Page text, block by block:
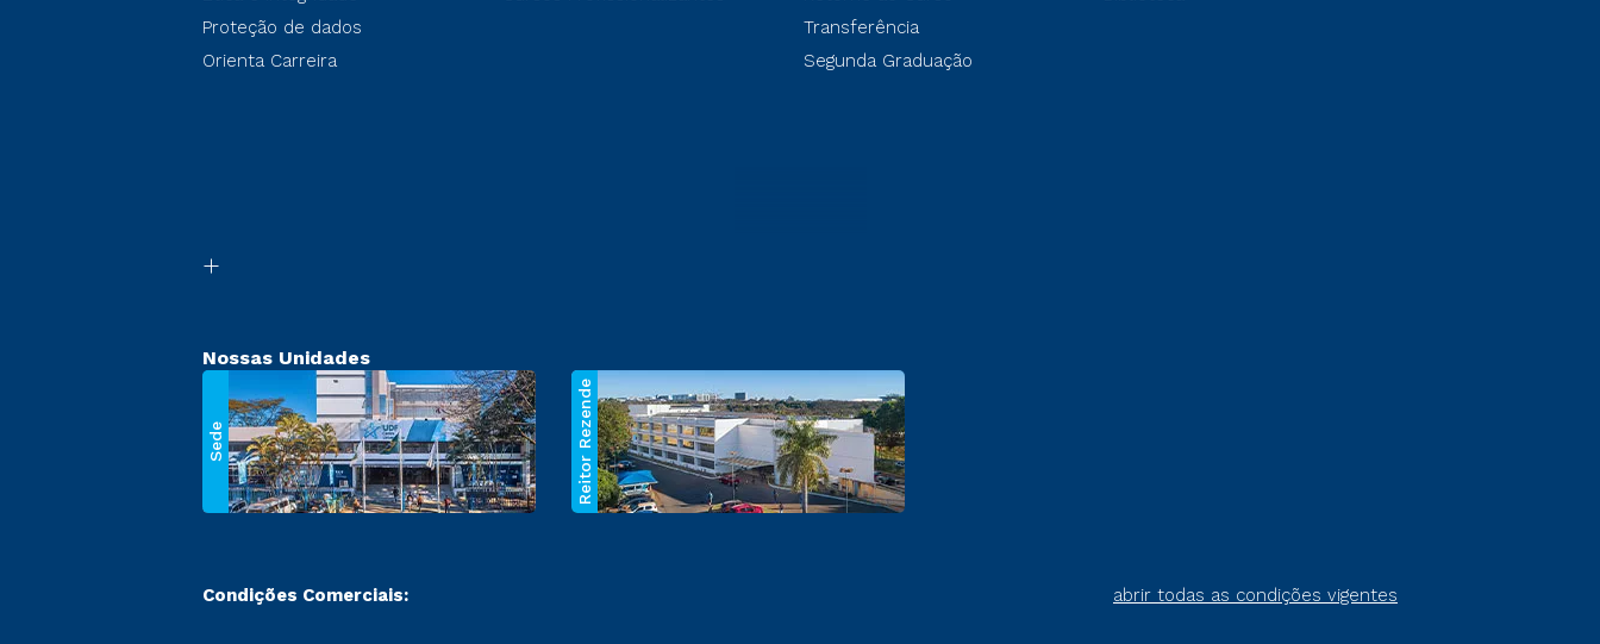
Proteção de dados
Orienta Carreira
Transferência
Segunda Graduação
Nossas Unidades
Sede Reitor Rezende
Condições Comerciais: abrir todas as condições vigentes